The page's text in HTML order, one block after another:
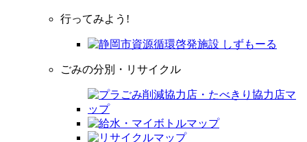
行ってみよう!
ごみの分別・リサイクル